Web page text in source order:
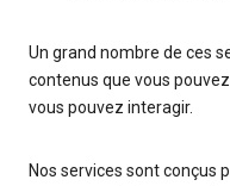
Un grand nombre de ces
contenus que vous
vous pouvez interagir.
Nos services sont conçus